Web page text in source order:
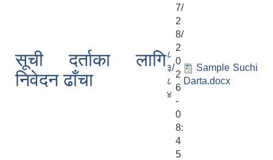
सूची दर्ताका लागि
निवेदन ढाँचा
८
३/
८
४
7/
2
8/
2
0
2
6
-
0
8:
4
5
Sample Suchi
Darta.docx